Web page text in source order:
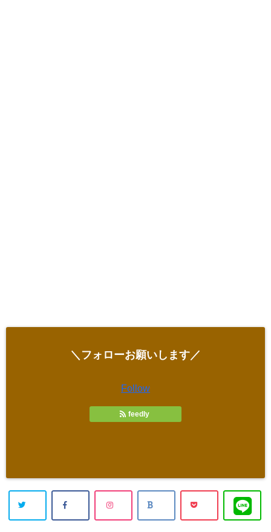
＼フォローお願いします／
Follow
feedly